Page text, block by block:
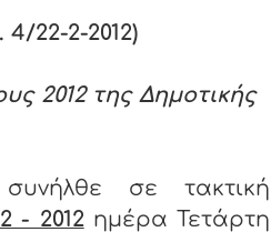
22-2-2012)
2012 της Δημοτικής
σε τακτική
- 2012 ημέρα Τετάρτη